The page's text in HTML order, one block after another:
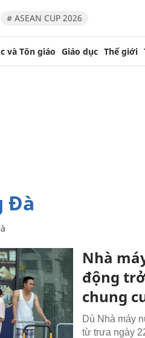
# ASEAN CUP 2026
và Tôn giáo Giáo dục Thế giới
Đà
Nhà
động
chung
Dù Nhà máy
từ trưa ngày